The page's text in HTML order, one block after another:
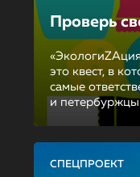
Проверь
это квест, в
самые
и
СПЕЦПРОЕКТ